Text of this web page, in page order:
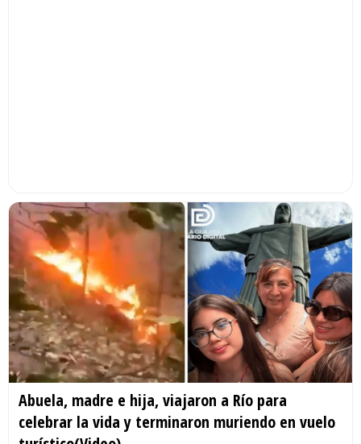
Abuela, madre e hija, viajaron a Río para
celebrar la vida y terminaron muriendo en vuelo